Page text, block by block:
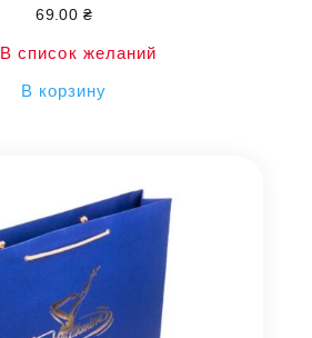
69.00 ₴
В список желаний
В корзину